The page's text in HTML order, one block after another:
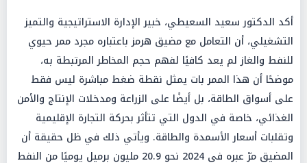
أكد الدكتور سعيد السعيطي، خبير الإدارة الاستراتيجية والتميز
التشغيلي، أن التعامل مع مضيق هرمز باعتباره مجرد ممر حيوي
للنفط والغاز لم يعد كافيًا لفهم حجم المخاطر المرتبطة به،
موضحًا أن هذا الممر بات يمثل نقطة ضغط مباشرة ليس فقط
على أسواق الطاقة، بل أيضًا على الزراعة ومدخلات الإنتاج والأمن
الغذائي، خاصة في الدول التي تتأثر بحركة التجارة الإقليمية
وتقلبات أسعار الأسمدة والطاقة. ويأتي ذلك في ظل حقيقة أن
المضيق مرّ عبره في 2024 نحو 20.9 مليون برميل يوميًا من النفط